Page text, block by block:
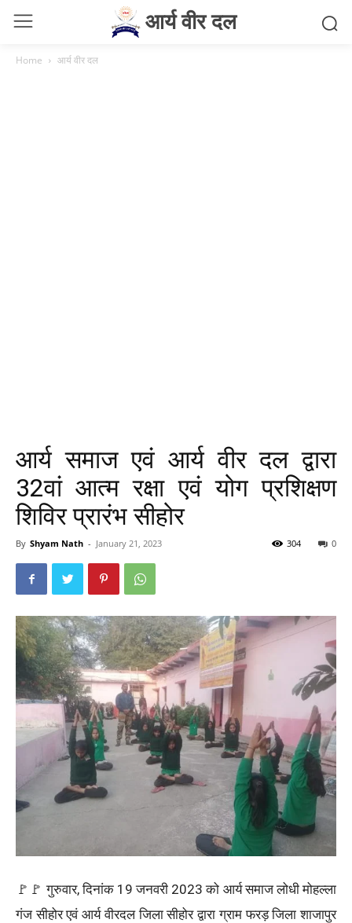
आर्य वीर दल
Home आर्य वीर दल
आर्य समाज एवं आर्य वीर दल द्वारा
32वां आत्म रक्षा एवं योग प्रशिक्षण
शिविर प्रारंभ सीहोर
By Shyam Nath - January 21, 2023 0
304
🚩🚩 गुरुवार, दिनांक 19 जनवरी 2023 को आर्य समाज लोधी मोहल्ला
गंज सीहोर एवं आर्य वीरदल जिला सीहोर द्वारा ग्राम फरड़ जिला शाजापुर